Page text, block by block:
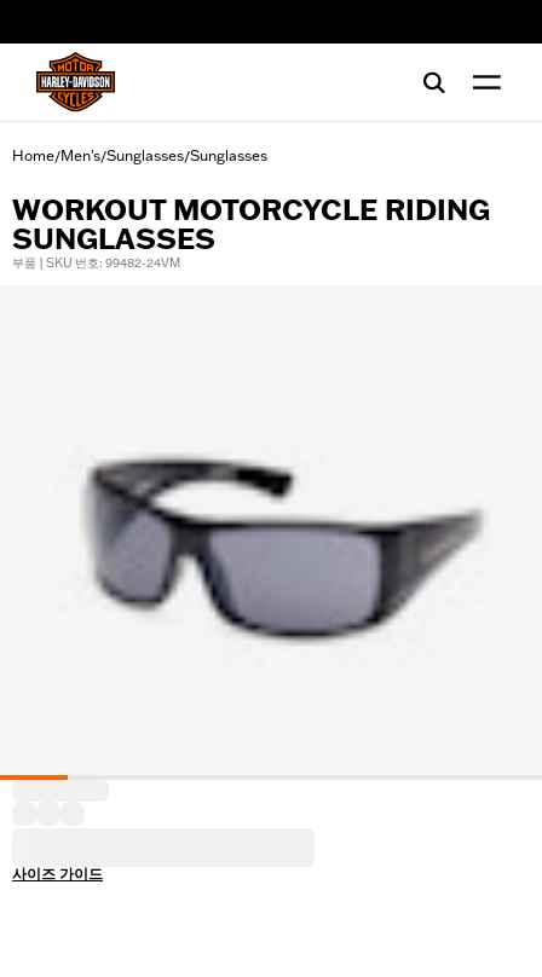
Home/Men's/Sunglasses/Sunglasses
WORKOUT MOTORCYCLE RIDING
SUNGLASSES
부품 | SKU 번호: 99482-24VM
사이즈 가이드